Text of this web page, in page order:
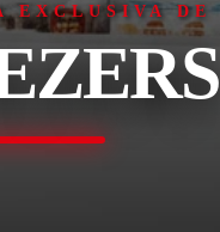
EXCLUSIVA DE